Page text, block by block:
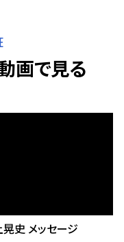
画で見る
史 メッセージ